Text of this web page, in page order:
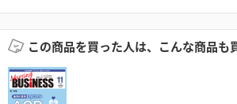
この商品を買った人は、こんな商品も